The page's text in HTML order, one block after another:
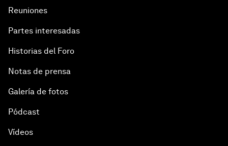
Reuniones
Partes interesadas
Historias del Foro
Notas de prensa
Galería de fotos
Pódcast
Vídeos